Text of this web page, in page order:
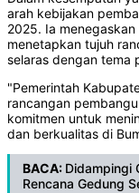
arah kebijakan
2025. Ia
menetapkan tujuh
selaras dengan tema
"Pemerintah
rancangan
komitmen untuk
dan berkualitas di
BACA: Didampingi
Rencana Gedung